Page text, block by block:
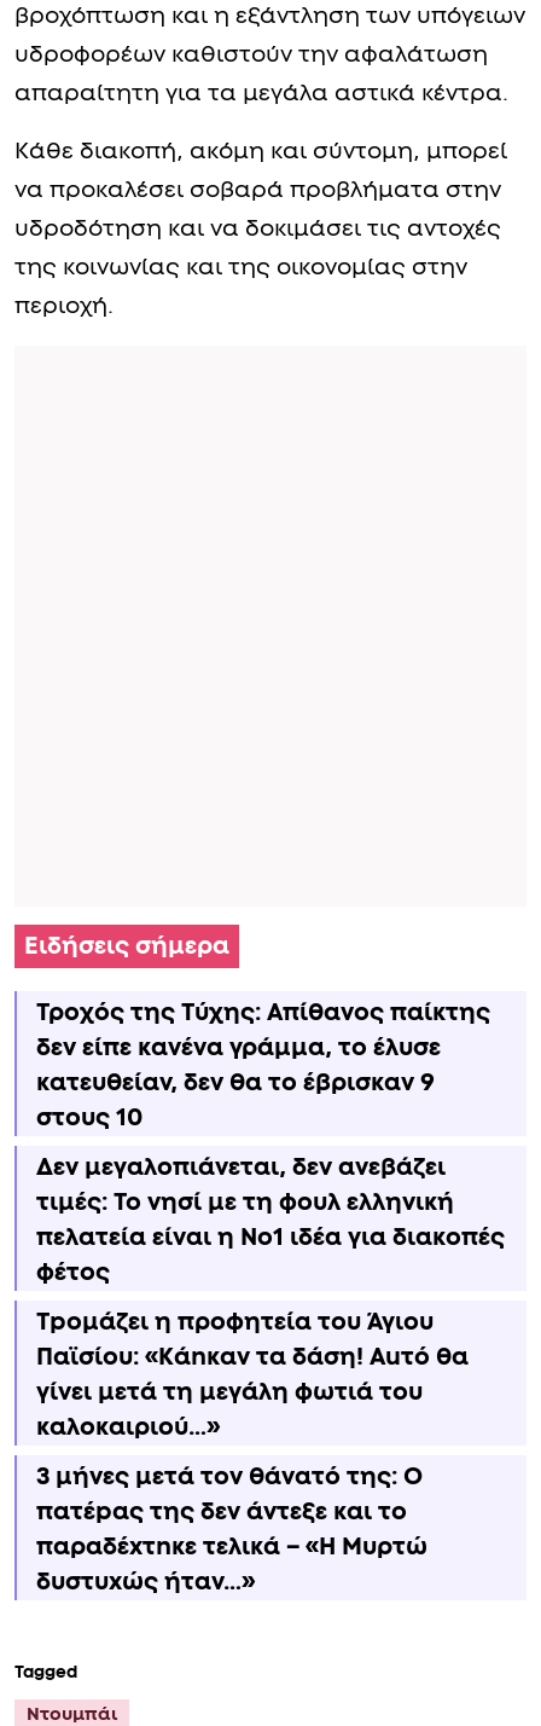
βροχόπτωση και η εξάντληση των υπόγειων
υδροφορέων καθιστούν την αφαλάτωση
απαραίτητη για τα μεγάλα αστικά κέντρα.
Κάθε διακοπή, ακόμη και σύντομη, μπορεί
να προκαλέσει σοβαρά προβλήματα στην
υδροδότηση και να δοκιμάσει τις αντοχές
της κοινωνίας και της οικονομίας στην
περιοχή.
Ειδήσεις σήμερα
Τροχός της Τύχης: Απίθανος παίκτης
δεν είπε κανένα γράμμα, το έλυσε
κατευθείαν, δεν θα το έβρισκαν 9
στους 10
Δεν μεγαλοπιάνεται, δεν ανεβάζει
τιμές: Το νησί με τη φουλ ελληνική
πελατεία είναι η No1 ιδέα για διακοπές
φέτος
Τpομάζει η προφητεία του Άγιου
Παϊσίου: «Κάnκαν τα δάση! Αuτό θα
γίνει μετά τη μεγάλη φωτιά του
καλοκαιριού…»
3 μήνες μετά τον θάνατό της: Ο
πατέpας της δεν άντεξε και το
παραδέxτnκε τελικά – «Η Μυρτώ
δυστυxώς ήταν…»
Tagged
Ντουμπάι